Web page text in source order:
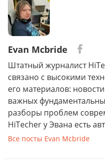
Evan Mcbride
Штатный журналист
связано с высокими
его материалов:
важных
разборы проблем
HiTecher у Эвана есть
Все посты Evan Mcbride